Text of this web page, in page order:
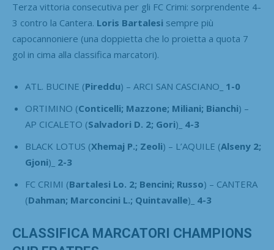
Terza vittoria consecutiva per gli FC Crimi: sorprendente 4-
3 contro la Cantera. Loris Bartalesi sempre più
capocannoniere (una doppietta che lo proietta a quota 7
gol in cima alla classifica marcatori).
ATL. BUCINE (Pireddu) – ARCI SAN CASCIANO _ 1-0
ORTIMINO (Conticelli; Mazzone; Miliani; Bianchi) –
AP CICALETO (Salvadori D. 2; Gori) _ 4-3
BLACK LOTUS (Xhemaj P.; Zeoli) – L’AQUILE (Alseny 2;
Gjoni) _ 2-3
FC CRIMI (Bartalesi Lo. 2; Bencini; Russo) – CANTERA
(Dahman; Marconcini L.; Quintavalle) _ 4-3
CLASSIFICA MARCATORI CHAMPIONS